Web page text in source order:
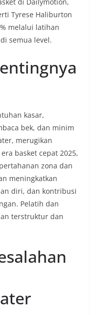
di Dailymotion,
Tyrese Haliburton
melalui latihan
semua level.
kasar,
bek, dan minim
merugikan
basket cepat 2025,
zona dan
meningkatkan
diri, dan kontribusi
Pelatih dan
terstruktur dan